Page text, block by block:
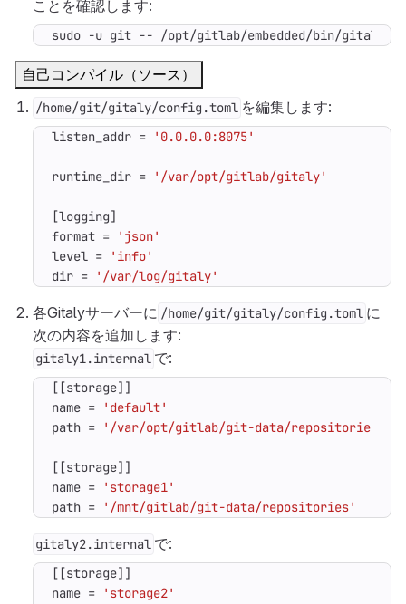
ことを確認します:
sudo -u git -- /opt/gitlab/embedded/bin/gitaly
自己コンパイル（ソース）
/home/git/gitaly/config.toml を編集します:
listen_addr = '0.0.0.0:8075'
runtime_dir = '/var/opt/gitlab/gitaly'
[logging]
format =
'json'
level =
'info'
dir = '/var/log/gitaly'
各Gitalyサーバーに /home/git/gitaly/config.toml に
次の内容を追加します:
gitaly1.internal で:
[[storage]]
name =
'default'
path = '/var/opt/gitlab/git-data/repositories'
[[storage]]
name =
'storage1'
path = '/mnt/gitlab/git-data/repositories'
gitaly2.internal で:
[[storage]]
name =
'storage2'